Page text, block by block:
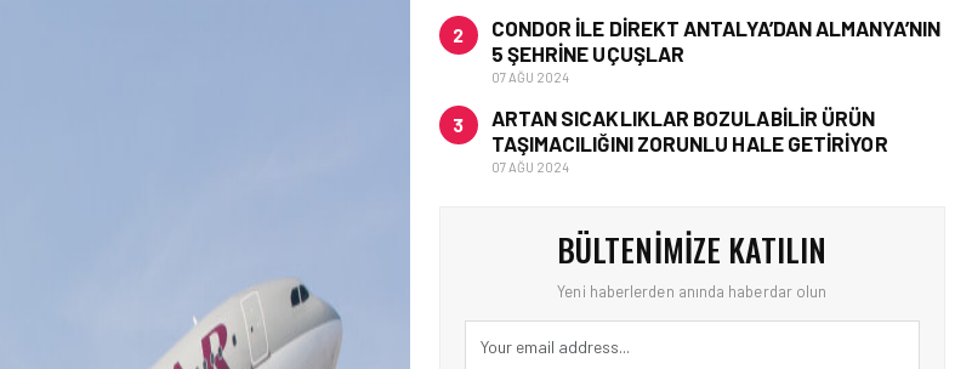
2
CONDOR ILE DIREKT ANTALYA’DAN ALMANYA’NIN
5 ŞEHRINE UÇUŞLAR
07 AĞU 2024
3
ARTAN SICAKLIKLAR BOZULABILIR ÜRÜN
TAŞIMACILIĞINI ZORUNLU HALE GETIRIYOR
07 AĞU 2024
BÜLTENIMIZE KATILIN
Yeni haberlerden anında haberdar olun